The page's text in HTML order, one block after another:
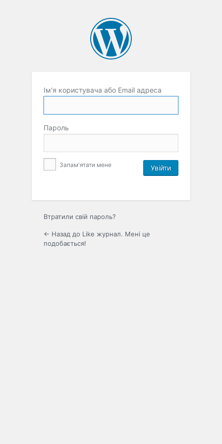
Ім'я користувача або Email адреса
Пароль
Запам'ятати мене
Втратили свій пароль?
← Назад до Like журнал. Мені це
подобається!